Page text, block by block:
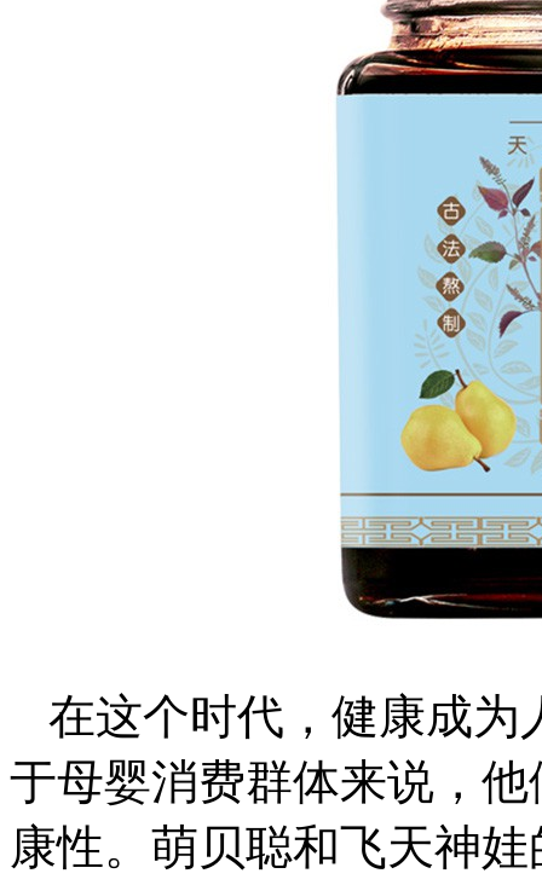
在这个时代，健康成为
于母婴消费群体来说，
康性。萌贝聪和飞天神